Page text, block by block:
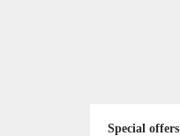
Special offers